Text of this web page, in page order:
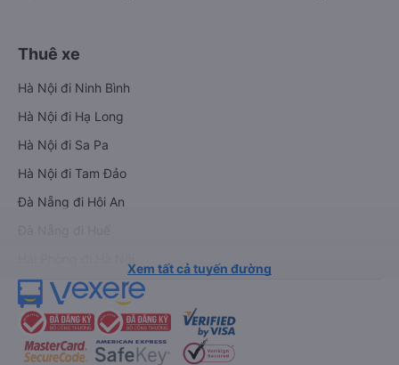
Thuê xe
Hà Nội đi Ninh Bình
Hà Nội đi Hạ Long
Hà Nội đi Sa Pa
Hà Nội đi Tam Đảo
Đà Nẵng đi Hội An
Xem tất cả tuyến đường